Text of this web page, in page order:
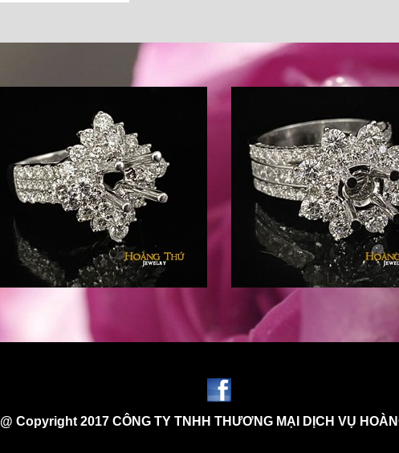
@ Copyright 2017 CÔNG TY TNHH THƯƠNG MẠI DỊCH VỤ